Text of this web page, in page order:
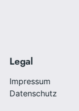
Legal
Impressum
Datenschutz